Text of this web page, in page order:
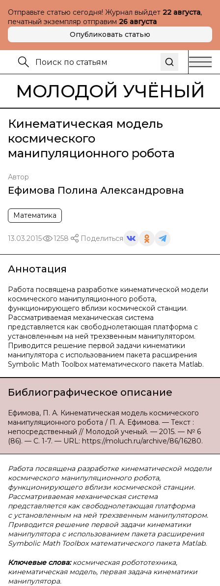
Отправьте статью сегодня! Журнал выйдет 22 августа,
печатный экземпляр отправим 26 августа
Опубликовать статью
МОЛОДОЙ УЧЁНЫЙ
Кинематическая модель
космического
манипуляционного робота
Автор
Ефимова Полина Александровна
Математика
13.03.2015 1258 Поделиться
Аннотация
Работа посвящена разработке кинематической модели
космического манипуляционного робота,
функционирующего вблизи космической станции.
Рассматриваемая механическая система
представляется как свободнолетающая платформа с
установленным на ней трехзвенным манипулятором.
Приводится решение первой задачи кинематики
манипулятора с использованием пакета расширения
Symbolic Math Toolbox математического пакета Matlab.
Библиографическое описание
Ефимова, П. А. Кинематическая модель космического
манипуляционного робота / П. А. Ефимова. — Текст :
непосредственный // Молодой ученый. — 2015. — № 6
(86). — С. 1-7. — URL: https://moluch.ru/archive/86/16280.
Работа посвящена разработке кинематической модели
космического манипуляционного робота,
функционирующего вблизи космической станции.
Рассматриваемая механическая система
представляется как свободнолетающая платформа
с установленным на ней трехзвенным манипулятором.
Приводится решение первой задачи кинематики
манипулятора с использованием пакета расширения
Symbolic Math Toolbox математического пакета Matlab.
Ключевые слова: космическая робототехника,
кинематическая модель, первая задача кинематики
манипулятора.